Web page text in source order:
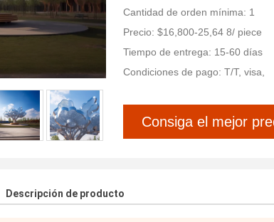
Cantidad de orden mínima: 1
Precio: $16,800-25,64 8/ piece
Tiempo de entrega: 15-60 días
Condiciones de pago: T/T, visa,
Consiga el mejor
Descripción de producto